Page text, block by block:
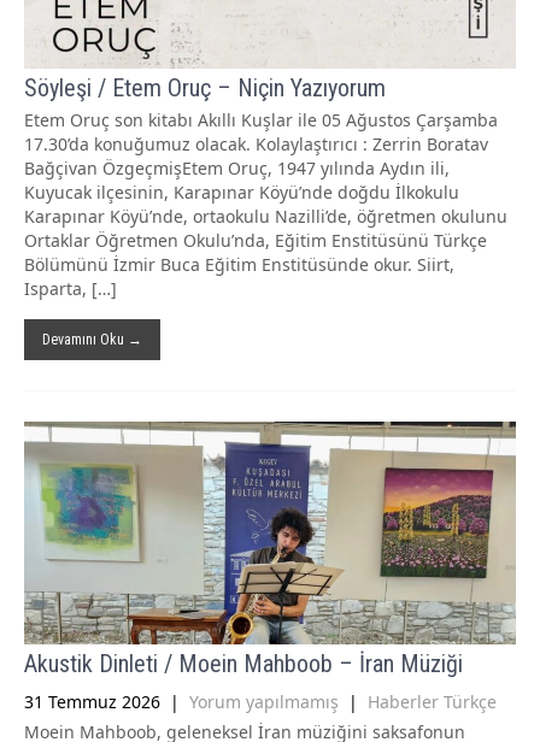
Söyleşi / Etem Oruç – Niçin Yazıyorum
Etem Oruç son kitabı Akıllı Kuşlar ile 05 Ağustos Çarşamba
17.30’da konuğumuz olacak. Kolaylaştırıcı : Zerrin Boratav
Bağçivan ÖzgeçmişEtem Oruç, 1947 yılında Aydın ili,
Kuyucak ilçesinin, Karapınar Köyü’nde doğdu İlkokulu
Karapınar Köyü’nde, ortaokulu Nazilli’de, öğretmen okulunu
Ortaklar Öğretmen Okulu’nda, Eğitim Enstitüsünü Türkçe
Bölümünü İzmir Buca Eğitim Enstitüsünde okur. Siirt,
Isparta, […]
Devamını Oku →
Akustik Dinleti / Moein Mahboob – İran Müziği
31 Temmuz 2026 | Yorum yapılmamış | Haberler Türkçe
Moein Mahboob, geleneksel İran müziğini saksafonun